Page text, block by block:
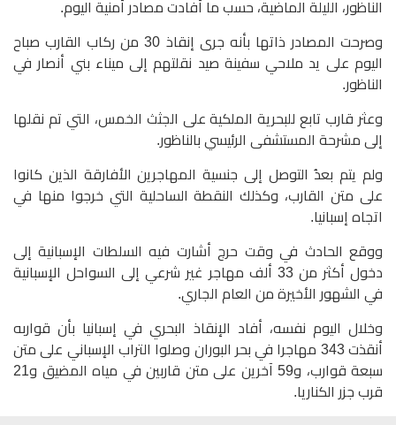
الناظور، الليلة الماضية، حسب ما أفادت مصادر أمنية اليوم.
وصرحت المصادر ذاتها بأنه جرى إنقاذ 30 من ركاب القارب صباح
اليوم على يد ملاحي سفينة صيد نقلتهم إلى ميناء بني أنصار في
الناظور.
وعثر قارب تابع للبحرية الملكية على الجثث الخمس، التي تم نقلها
إلى مشرحة المستشفى الرئيسي بالناظور.
ولم يتم بعدُ التوصل إلى جنسية المهاجرين الأفارقة الذين كانوا
على متن القارب، وكذلك النقطة الساحلية التي خرجوا منها في
اتجاه إسبانيا.
ووقع الحادث في وقت حرج أشارت فيه السلطات الإسبانية إلى
دخول أكثر من 33 ألف مهاجر غير شرعي إلى السواحل الإسبانية
في الشهور الأخيرة من العام الجاري.
وخلال اليوم نفسه، أفاد الإنقاذ البحري في إسبانيا بأن قواربه
أنقذت 343 مهاجرا في بحر البوران وصلوا التراب الإسباني على متن
سبعة قوارب، و59 آخرين على متن قاربين في مياه المضيق و21
قرب جزر الكناريا.